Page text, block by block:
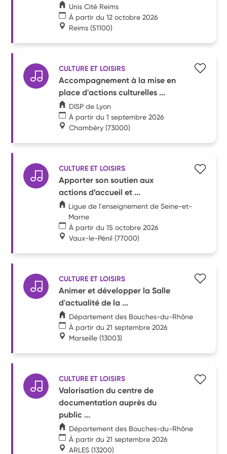
Unis Cité Reims
À partir du 12 octobre 2026
Reims (51100)
CULTURE ET LOISIRS
Accompagnement à la mise en
place d'actions culturelles ...
DISP de Lyon
À partir du 1 septembre 2026
Chambéry (73000)
CULTURE ET LOISIRS
Apporter son soutien aux
actions d’accueil et ...
Ligue de l'enseignement de Seine-et-
Marne
À partir du 15 octobre 2026
Vaux-le-Pénil (77000)
CULTURE ET LOISIRS
Animer et développer la Salle
d'actualité de la ...
Département des Bouches-du-Rhône
À partir du 21 septembre 2026
Marseille (13003)
CULTURE ET LOISIRS
Valorisation du centre de
documentation auprès du
public ...
Département des Bouches-du-Rhône
À partir du 21 septembre 2026
ARLES (13200)